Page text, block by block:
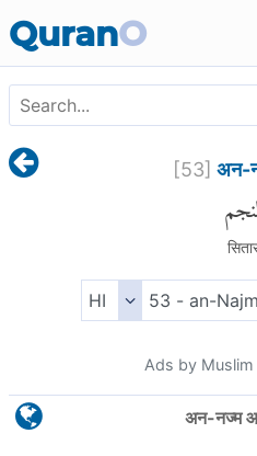
QuranO
[53] अन-
Ads by
अन-नज्म